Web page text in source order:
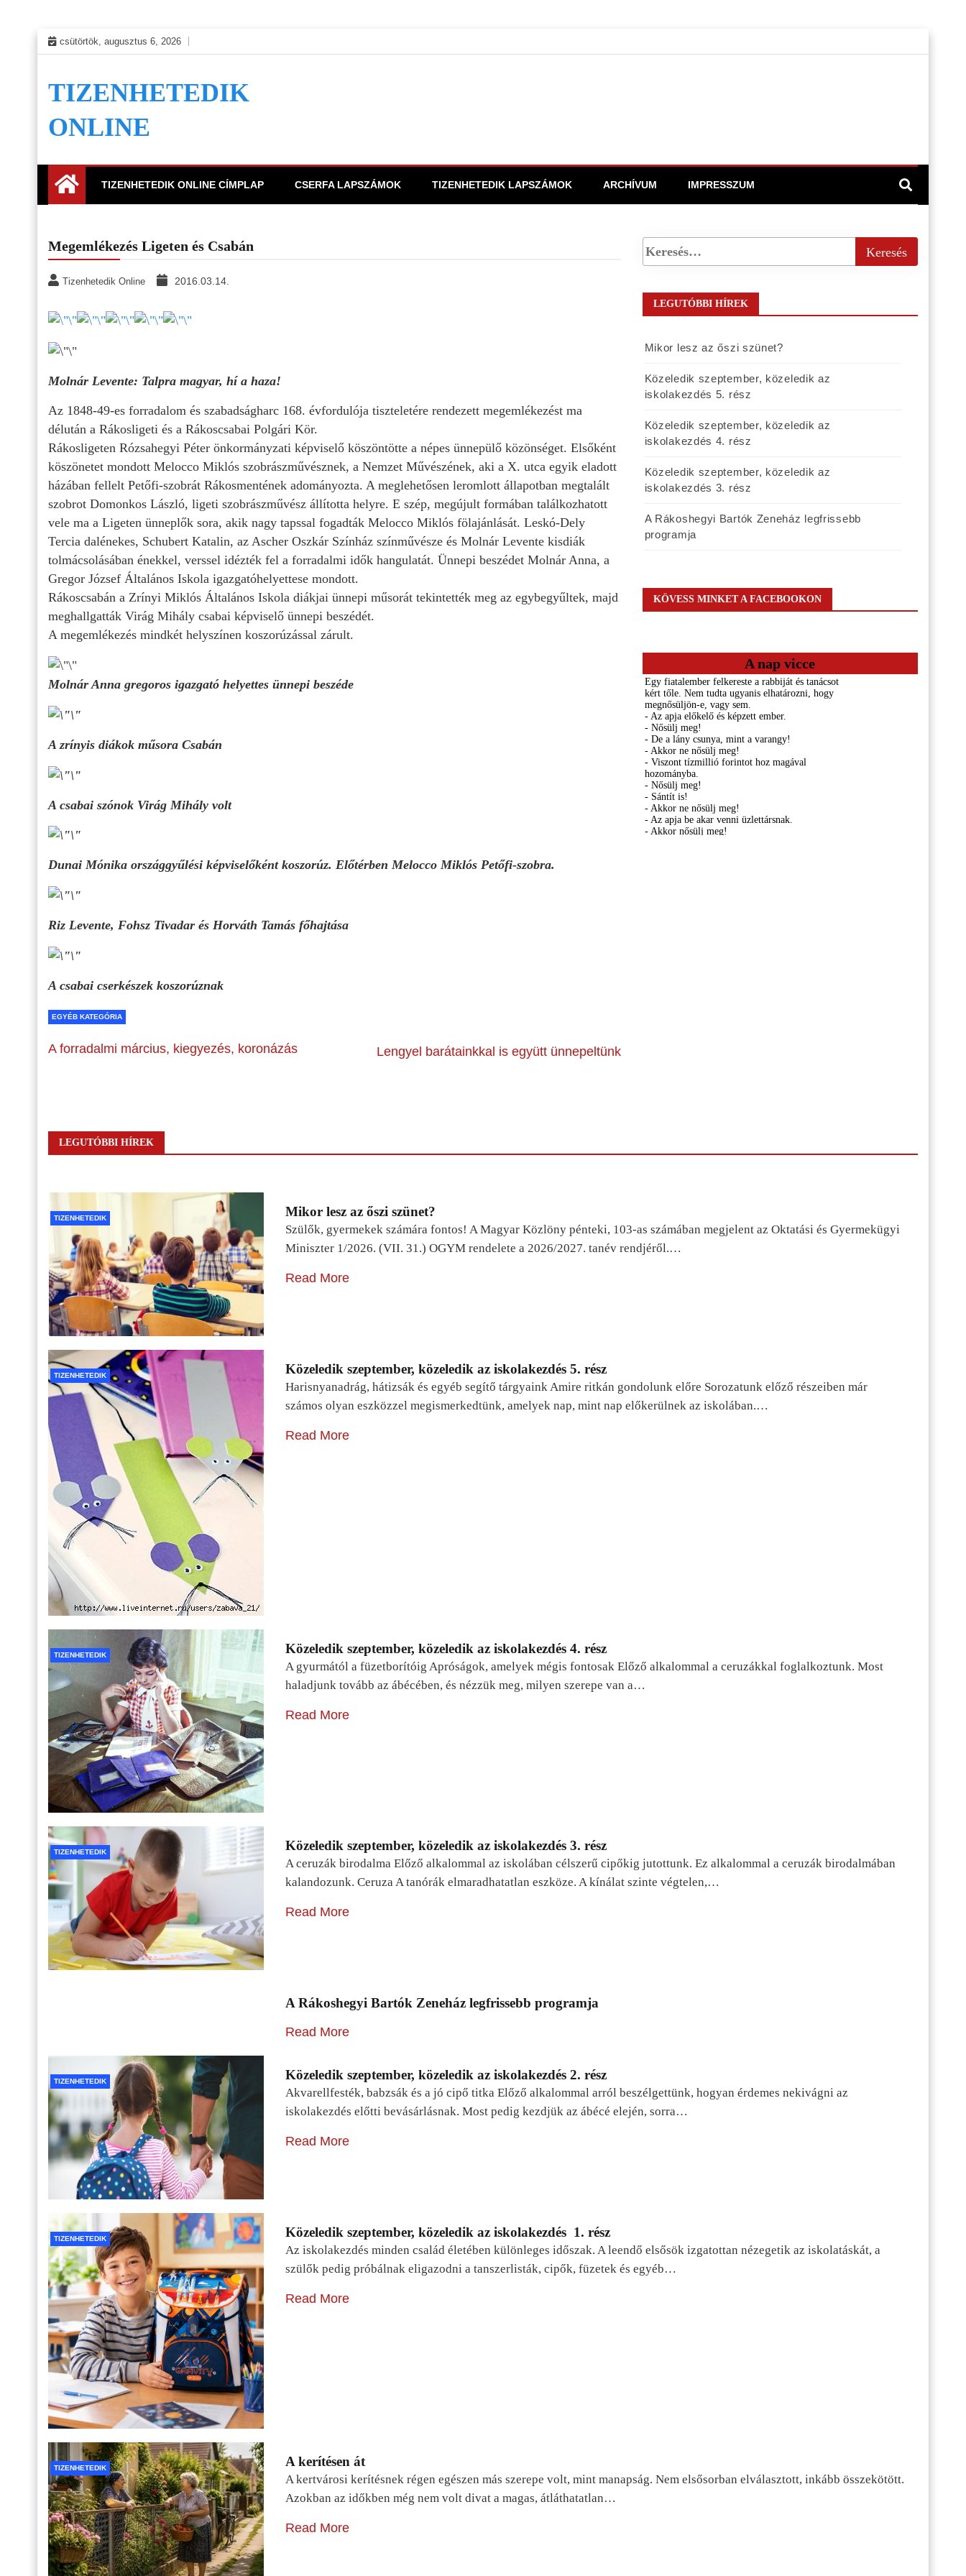
Skip
to
csütörtök, augusztus 6, 2026
TIZENHETEDIK
ONLINE
TIZENHETEDIK ONLINE CÍMPLAP CSERFA LAPSZÁMOK TIZENHETEDIK LAPSZÁMOK ARCHÍVUM IMPRESSZUM
Megemlékezés Ligeten és Csabán
Tizenhetedik Online 2016.03.14.
Molnár Levente: Talpra magyar, hí a haza!
Az 1848-49-es forradalom és szabadságharc 168. évfordulója tiszteletére rendezett megemlékezést ma
délután a Rákosligeti és a Rákoscsabai Polgári Kör.
Rákosligeten Rózsahegyi Péter önkormányzati képviselő köszöntötte a népes ünnepülő közönséget. Elsőként
köszönetet mondott Melocco Miklós szobrászművésznek, a Nemzet Művészének, aki a X. utca egyik eladott
házában fellelt Petőfi-szobrát Rákosmentének adományozta. A meglehetősen leromlott állapotban megtalált
szobrot Domonkos László, ligeti szobrászművész állította helyre. E szép, megújult formában találkozhatott
vele ma a Ligeten ünneplők sora, akik nagy tapssal fogadták Melocco Miklós fölajánlását. Leskó-Dely
Tercia dalénekes, Schubert Katalin, az Ascher Oszkár Színház színművésze és Molnár Levente kisdiák
tolmácsolásában énekkel, verssel idézték fel a forradalmi idők hangulatát. Ünnepi beszédet Molnár Anna, a
Gregor József Általános Iskola igazgatóhelyettese mondott.
Rákoscsabán a Zrínyi Miklós Általános Iskola diákjai ünnepi műsorát tekintették meg az egybegyűltek, majd
meghallgatták Virág Mihály csabai képviselő ünnepi beszédét.
A megemlékezés mindkét helyszínen koszorúzással zárult.
Molnár Anna gregoros igazgató helyettes ünnepi beszéde
A zrínyis diákok műsora Csabán
A csabai szónok Virág Mihály volt
Dunai Mónika országgyűlési képviselőként koszorúz. Előtérben Melocco Miklós Petőfi-szobra.
Riz Levente, Fohsz Tivadar és Horváth Tamás főhajtása
A csabai cserkészek koszorúznak
EGYÉB KATEGÓRIA
A forradalmi március, kiegyezés, koronázás Lengyel barátainkkal is együtt ünnepeltünk
LEGUTÓBBI HÍREK
Mikor lesz az őszi szünet?
Közeledik szeptember, közeledik az
iskolakezdés 5. rész
Közeledik szeptember, közeledik az
iskolakezdés 4. rész
Közeledik szeptember, közeledik az
iskolakezdés 3. rész
A Rákoshegyi Bartók Zeneház legfrissebb
programja
KÖVESS MINKET A FACEBOOKON
A nap vicce
LEGUTÓBBI HÍREK
TIZENHETEDIK Mikor lesz az őszi szünet?
Szülők, gyermekek számára fontos! A Magyar Közlöny pénteki, 103-as számában megjelent az Oktatási és Gyermekügyi
Miniszter 1/2026. (VII. 31.) OGYM rendelete a 2026/2027. tanév rendjéről.…
Read More
TIZENHETEDIK Közeledik szeptember, közeledik az iskolakezdés 5. rész
Harisnyanadrág, hátizsák és egyéb segítő tárgyaink Amire ritkán gondolunk előre Sorozatunk előző részeiben már
számos olyan eszközzel megismerkedtünk, amelyek nap, mint nap előkerülnek az iskolában.…
Read More
TIZENHETEDIK Közeledik szeptember, közeledik az iskolakezdés 4. rész
A gyurmától a füzetborítóig Apróságok, amelyek mégis fontosak Előző alkalommal a ceruzákkal foglalkoztunk. Most
haladjunk tovább az ábécében, és nézzük meg, milyen szerepe van a…
Read More
TIZENHETEDIK Közeledik szeptember, közeledik az iskolakezdés 3. rész
A ceruzák birodalma Előző alkalommal az iskolában célszerű cipőkig jutottunk. Ez alkalommal a ceruzák birodalmában
kalandozunk. Ceruza A tanórák elmaradhatatlan eszköze. A kínálat szinte végtelen,…
Read More
A Rákoshegyi Bartók Zeneház legfrissebb programja
Read More
TIZENHETEDIK Közeledik szeptember, közeledik az iskolakezdés 2. rész
Akvarellfesték, babzsák és a jó cipő titka Előző alkalommal arról beszélgettünk, hogyan érdemes nekivágni az
iskolakezdés előtti bevásárlásnak. Most pedig kezdjük az ábécé elején, sorra…
Read More
TIZENHETEDIK Közeledik szeptember, közeledik az iskolakezdés 1. rész
Az iskolakezdés minden család életében különleges időszak. A leendő elsősök izgatottan nézegetik az iskolatáskát, a
szülők pedig próbálnak eligazodni a tanszerlisták, cipők, füzetek és egyéb…
Read More
TIZENHETEDIK A kerítésen át
A kertvárosi kerítésnek régen egészen más szerepe volt, mint manapság. Nem elsősorban elválasztott, inkább összekötött.
Azokban az időkben még nem volt divat a magas, átláthatatlan…
Read More